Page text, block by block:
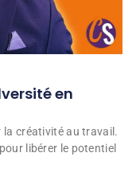
en
la créativité au travail.
libérer le potentiel